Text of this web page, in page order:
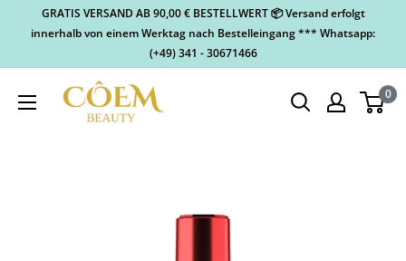
GRATIS VERSAND AB 90,00 € BESTELLWERT 📦 Versand erfolgt
innerhalb von einem Werktag nach Bestelleingang *** Whatsapp:
(+49) 341 - 30671466
0